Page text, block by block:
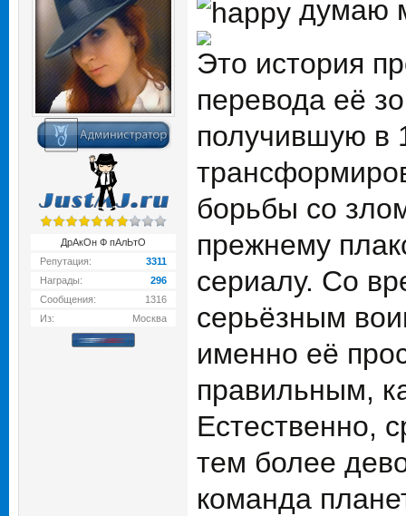
ДрАкОн Ф пАлЬтО
Репутация:
3311
Награды:
296
Сообщения:
1316
Из:
Москва
думаю
Это история
перевода её
получившую в
борьбы со
прежнему
сериалу. Со
серьёзным
именно её
правильным,
Естественно,
тем более
команда